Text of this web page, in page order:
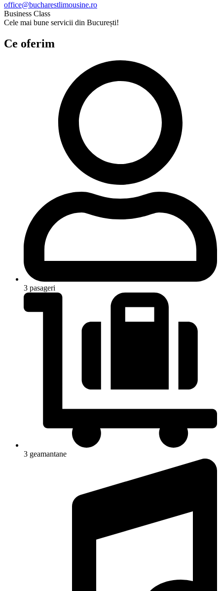
office@bucharestlimousine.ro
Business Class
Cele mai bune servicii din București! ​
Ce oferim
3 pasageri
3 geamantane